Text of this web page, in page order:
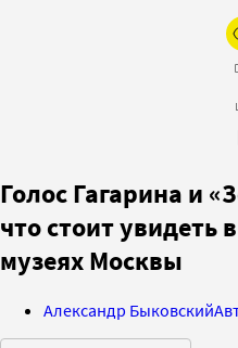
Голос Гагарина и
что стоит увидеть
музеях Москвы
Александр Быковский